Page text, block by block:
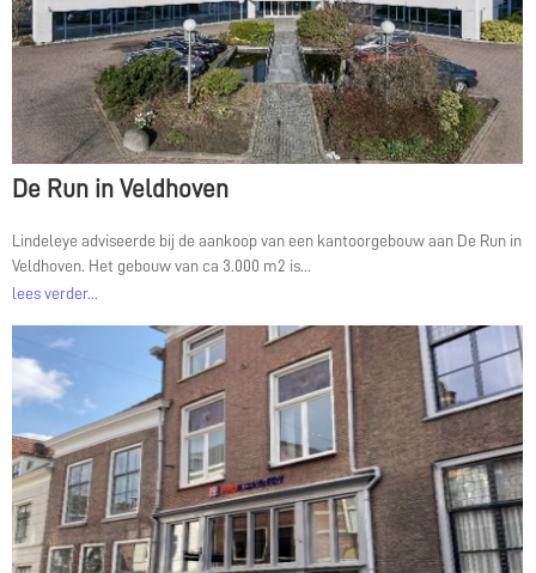
De Run in Veldhoven
Lindeleye adviseerde bij de aankoop van een kantoorgebouw aan De Run in
Veldhoven. Het gebouw van ca 3.000 m2 is...
lees verder...